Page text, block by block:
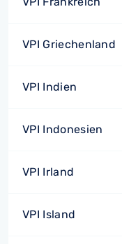
VPI Griechenland
VPI Indien
VPI Indonesien
VPI Irland
VPI Island